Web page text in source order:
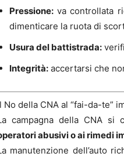
Pressione: va controllata
dimenticare la ruota di
Usura del battistrada:
Integrità: accertarsi che
No della CNA al “fai-da-te”
campagna della CNA si
abusivi o ai rimedi
manutenzione dell’auto